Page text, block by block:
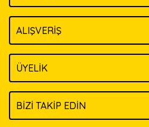
ALIŞVERİŞ
ÜYELİK
BİZİ TAKİP EDİN